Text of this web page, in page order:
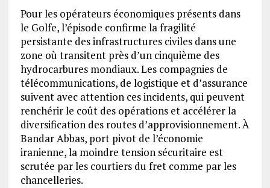
Pour les opérateurs économiques présents dans
le Golfe, l’épisode confirme la fragilité
persistante des infrastructures civiles dans une
zone où transitent près d’un cinquième des
hydrocarbures mondiaux. Les compagnies de
télécommunications, de logistique et d’assurance
suivent avec attention ces incidents, qui peuvent
renchérir le coût des opérations et accélérer la
diversification des routes d’approvisionnement. À
Bandar Abbas, port pivot de l’économie
iranienne, la moindre tension sécuritaire est
scrutée par les courtiers du fret comme par les
chancelleries.